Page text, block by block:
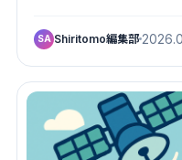
SA Shiritomo編集部